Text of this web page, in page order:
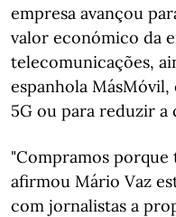
empresa avançou
valor económico da
telecomunicações,
espanhola
5G ou para reduzir
"Compramos
afirmou Mário Vaz
com jornalistas a